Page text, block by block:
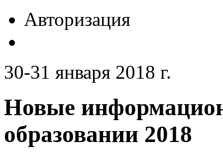
Авторизация
30-31 января 2018 г.
Новые
образовании 2018